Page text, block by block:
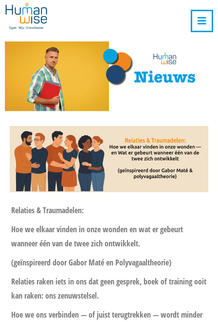
Relaties & Traumadelen:
Hoe we elkaar vinden in onze wonden en wat er gebeurt
wanneer één van de twee zich ontwikkelt.
(geïnspireerd door Gabor Maté en Polyvagaaltheorie)
Relaties raken iets in ons dat geen gesprek, boek of training ooit
kan raken:ons zenuwstelsel.
Hoe we ons verbinden — of juist terugtrekken — wordt minder